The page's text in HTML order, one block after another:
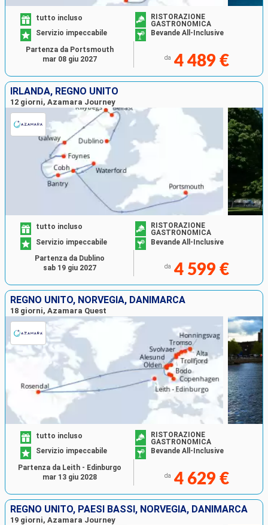
tutto incluso
RISTORAZIONE
GASTRONOMICA
Servizio impeccabile
Bevande All-Inclusive
da 4 489 €
Partenza da Portsmouth
mar 08 giu 2027
IRLANDA, REGNO UNITO
12 giorni, Azamara Journey
tutto incluso
RISTORAZIONE
GASTRONOMICA
Servizio impeccabile
Bevande All-Inclusive
da 4 599 €
Partenza da Dublino
sab 19 giu 2027
REGNO UNITO, NORVEGIA, DANIMARCA
18 giorni, Azamara Quest
tutto incluso
RISTORAZIONE
GASTRONOMICA
Servizio impeccabile
Bevande All-Inclusive
da 4 629 €
Partenza da Leith - Edinburgo
mar 13 giu 2028
REGNO UNITO, PAESI BASSI, NORVEGIA, DANIMARCA
19 giorni, Azamara Journey